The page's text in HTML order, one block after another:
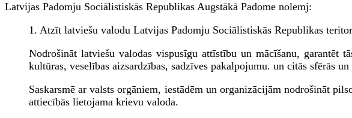
Latvijas Padomju Sociālistiskās Republikas Augstākā Padome nolemj:
1. Atzīt latviešu valodu Latvijas Padomju Sociālistiskās Republikas
Nodrošināt latviešu valodas vispusīgu attīstību un mācīšanu, garantēt
kultūras, veselības aizsardzības, sadzīves pakalpojumu. un citās sfērās
Saskarsmē ar valsts orgāniem, iestādēm un organizācijām nodrošināt
attiecībās lietojama krievu valoda.